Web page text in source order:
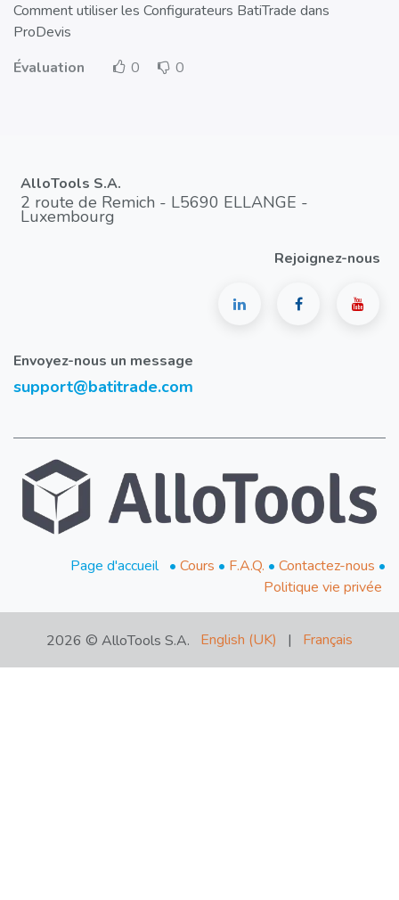
Comment utiliser les Configurateurs BatiTrade dans
ProDevis
Évaluation
0 0
AlloTools S.A.
2 route de Remich - L5690 ELLANGE -
Luxembourg
Rejoignez-nous
Envoyez-nous un message
support@batitrade.com
​Page d'accueil • Cours • F.A.Q. • Contactez-nous •
Politique vie privée
2026 © AlloTools S.A. English (UK) | Français